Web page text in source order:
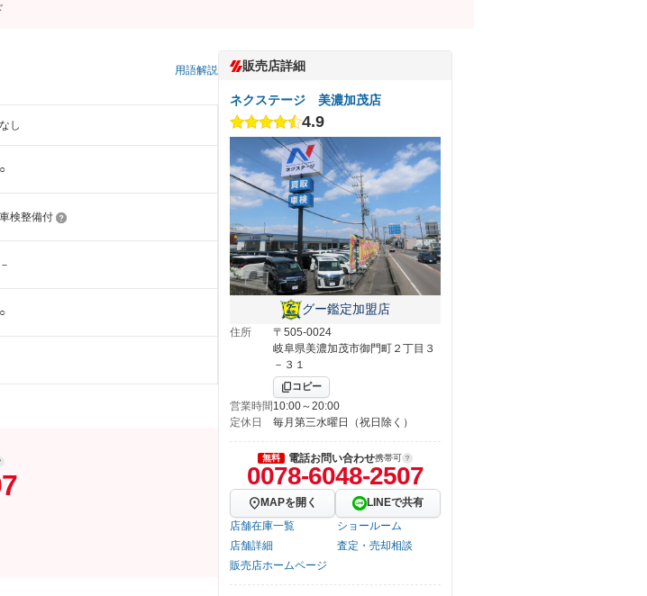
用語解説
なし
○
車検整備付
－
○
販売店詳細
ネクステージ 美濃加茂店
4.9
グー鑑定加盟店
住所
〒505-0024
岐阜県美濃加茂市御門町２丁目３
－３１
コピー
営業時間10:00～20:00
定休日
毎月第三水曜日（祝日除く）
無料 電話お問い合わせ携帯可
0078-6048-2507
MAPを開く
LINEで共有
店舗在庫一覧
ショールーム
店舗詳細
査定・売却相談
販売店ホームページ